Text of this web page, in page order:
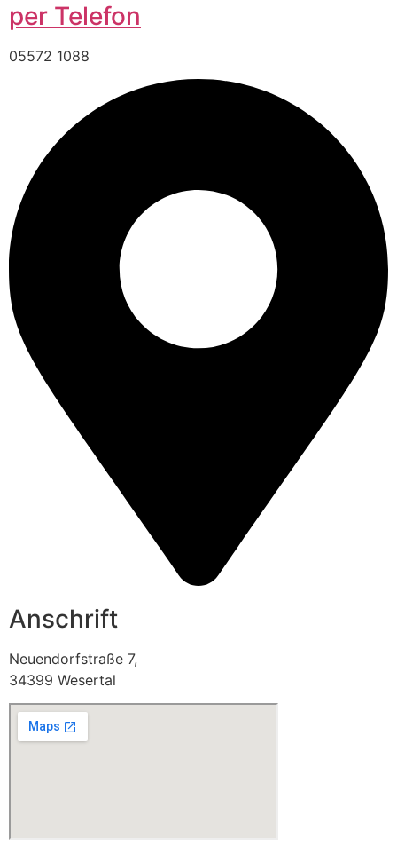
per Telefon
05572 1088
Anschrift
Neuendorfstraße 7,
34399 Wesertal